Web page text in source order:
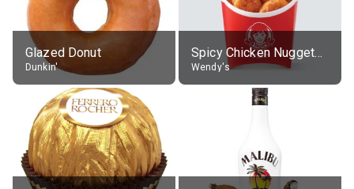
Glazed Donut
Dunkin'
Spicy Chicken Nuggets, without sauce
Wendy's